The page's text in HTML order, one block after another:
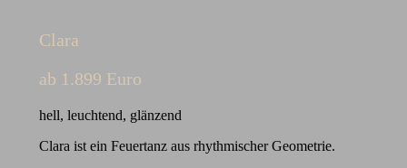
Clara
ab 1.899 Euro
hell, leuchtend, glänzend
Clara ist ein Feuertanz aus rhythmischer Geometrie.